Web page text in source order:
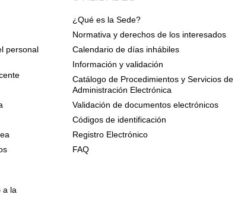
personal
a la
¿Qué es la Sede?
Normativa y derechos de los interesados
Calendario de días inhábiles
Información y validación
Catálogo de Procedimientos y Servicios de
Administración Electrónica
Validación de documentos electrónicos
Códigos de identificación
Registro Electrónico
FAQ